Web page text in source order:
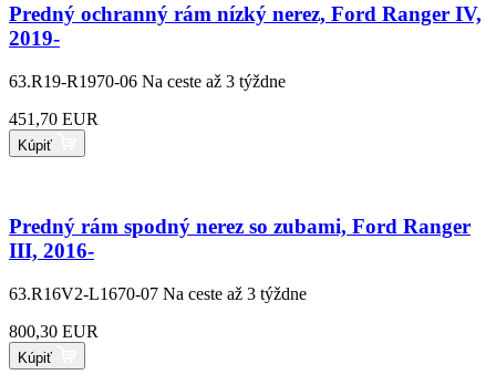
Predný ochranný rám nízký nerez, Ford Ranger IV,
2019-
63.R19-R1970-06 Na ceste až 3 týždne
451,70 EUR
Kúpiť
Predný rám spodný nerez so zubami, Ford Ranger
III, 2016-
63.R16V2-L1670-07 Na ceste až 3 týždne
800,30 EUR
Kúpiť